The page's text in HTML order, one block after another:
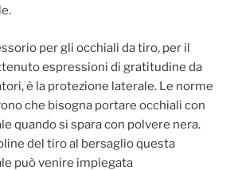
per gli occhiali da tiro, per il
espressioni di gratitudine da
è la protezione laterale. Le norme
che bisogna portare occhiali con
quando si spara con polvere nera.
del tiro al bersaglio questa
può venire impiegata